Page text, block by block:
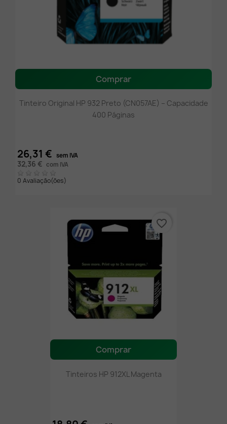
Comprar
Tinteiro Original HP 932 Preto (CN057AE) – Capacidade
400 Páginas
26,31 € sem IVA
32,36 € com IVA
0 Avaliação(ões)
Comprar
Tinteiros HP 912XL Magenta
favorite_border